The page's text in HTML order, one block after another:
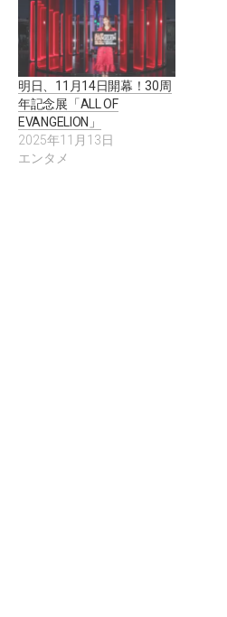
明日、11月14日開幕！30周
年記念展「ALL OF
EVANGELION」
2025年11月13日
エンタメ